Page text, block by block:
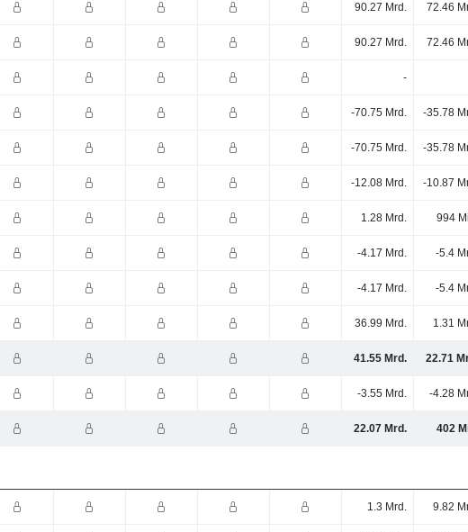
90.27 Mrd. 72.46
90.27 Mrd. 72.46
-
-70.75 Mrd. -35.78
-70.75 Mrd. -35.78
-12.08 Mrd. -10.87
1.28 Mrd. 994
-4.17 Mrd. -5.4
-4.17 Mrd. -5.4
36.99 Mrd. 1.31
41.55 Mrd. 22.71
-3.55 Mrd. -4.28
22.07 Mrd. 402
1.3 Mrd. 9.82